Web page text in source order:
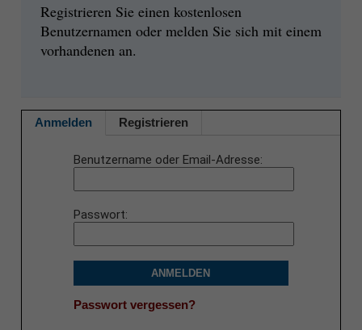
Registrieren Sie einen kostenlosen
Benutzernamen oder melden Sie sich mit einem
vorhandenen an.
Anmelden Registrieren
Benutzername oder Email-Adresse
Passwort
ANMELDEN
Passwort vergessen?